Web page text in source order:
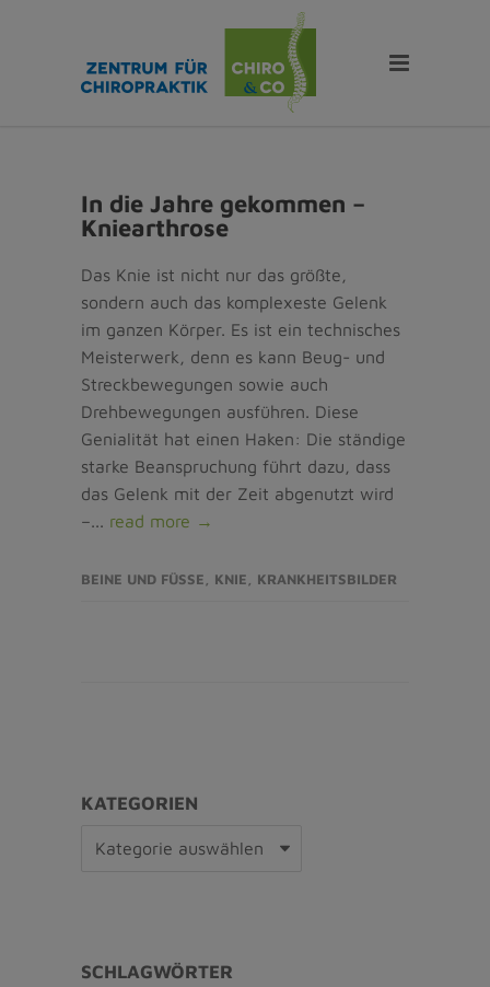
In die Jahre gekommen –
Kniearthrose
Das Knie ist nicht nur das größte,
sondern auch das komplexeste Gelenk
im ganzen Körper. Es ist ein technisches
Meisterwerk, denn es kann Beug- und
Streckbewegungen sowie auch
Drehbewegungen ausführen. Diese
Genialität hat einen Haken: Die ständige
starke Beanspruchung führt dazu, dass
das Gelenk mit der Zeit abgenutzt wird
–... read more →
BEINE UND FÜSSE KNIE KRANKHEITSBILDER
KATEGORIEN
SCHLAGWÖRTER